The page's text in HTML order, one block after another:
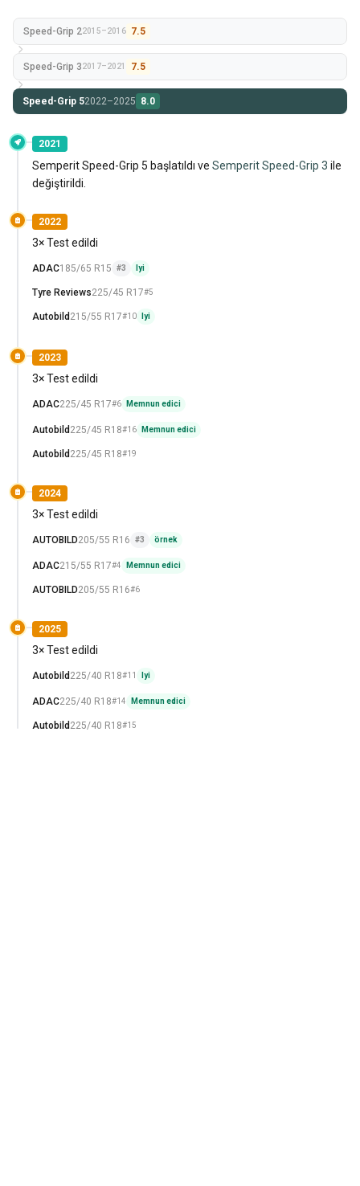
Speed-Grip 22015–2016 7.5
Speed-Grip 32017–2021 7.5
Speed-Grip 52022–2025 8.0
2021
Semperit Speed-Grip 5 başlatıldı ve Semperit Speed-Grip 3 ile
değiştirildi.
2022
3× Test edildi
ADAC185/65 R15 #3 Iyi
Tyre Reviews225/45 R17#5
Autobild 215/55 R17#10 Iyi
2023
3× Test edildi
ADAC225/45 R17#6 Memnun edici
Autobild 225/45 R18#16 Memnun edici
Autobild 225/45 R18#19
2024
3× Test edildi
AUTOBILD205/55 R16 #3 örnek
ADAC215/55 R17#4 Memnun edici
AUTOBILD205/55 R16#6
2025
3× Test edildi
Autobild 225/40 R18#11 Iyi
ADAC225/40 R18#14 Memnun edici
Autobild 225/40 R18#15